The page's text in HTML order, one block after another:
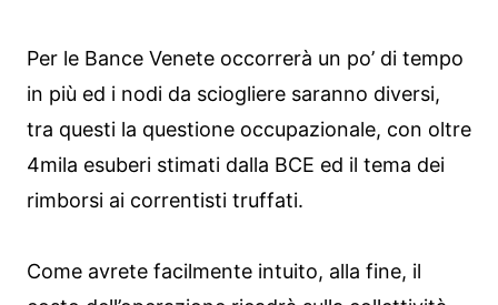
Per le Bance Venete occorrerà un po’ di tempo
in più ed i nodi da sciogliere saranno diversi,
tra questi la questione occupazionale, con oltre
4mila esuberi stimati dalla BCE ed il tema dei
rimborsi ai correntisti truffati.
Come avrete facilmente intuito, alla fine, il